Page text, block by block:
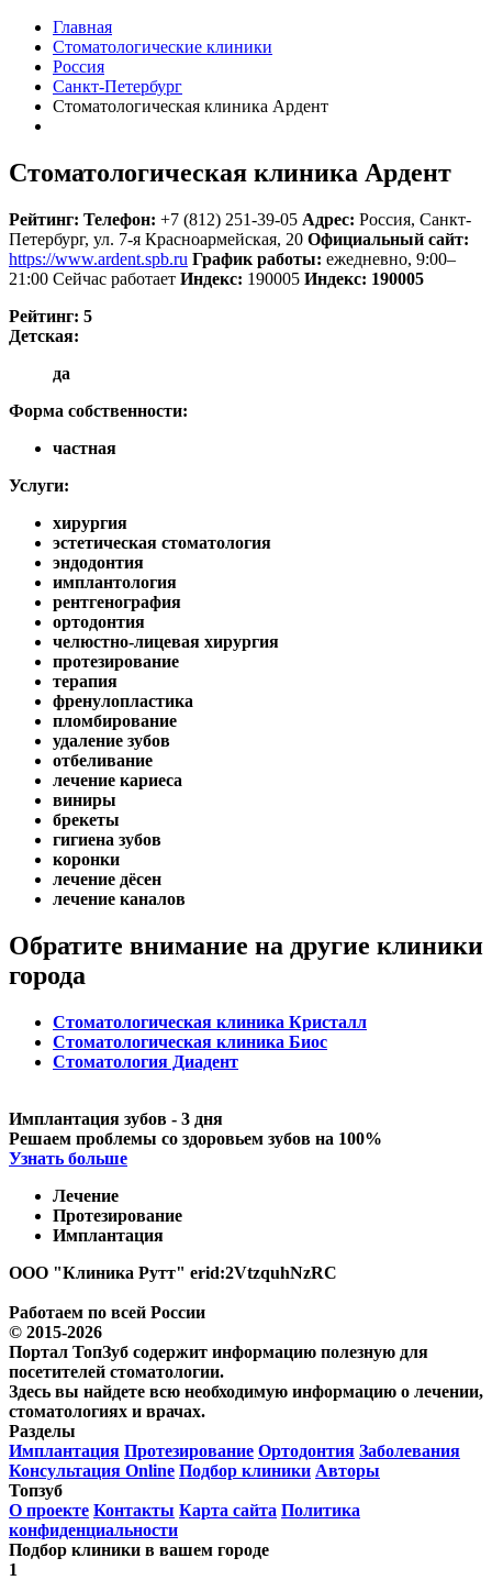
Главная
Стоматологические клиники
Россия
Санкт-Петербург
Стоматологическая клиника Ардент
Стоматологическая клиника Ардент
Рейтинг: Телефон: +7 (812) 251-39-05 Адрес: Россия, Санкт-
Петербург, ул. 7-я Красноармейская, 20 Официальный сайт:
https://www.ardent.spb.ru График работы: ежедневно, 9:00–
21:00 Сейчас работает Индекс: 190005 Индекс: 190005
Рейтинг: 5
Детская:
да
Форма собственности:
частная
Услуги:
хирургия
эстетическая стоматология
эндодонтия
имплантология
рентгенография
ортодонтия
челюстно-лицевая хирургия
протезирование
терапия
френулопластика
пломбирование
удаление зубов
отбеливание
лечение кариеса
виниры
брекеты
гигиена зубов
коронки
лечение дёсен
лечение каналов
Обратите внимание на другие клиники
города
Стоматологическая клиника Кристалл
Стоматологическая клиника Биос
Стоматология Диадент
Имплантация зубов - 3 дня
Решаем проблемы со здоровьем зубов на 100%
Узнать больше
Лечение
Протезирование
Имплантация
ООО "Клиника Рутт" erid:2VtzquhNzRC
Работаем по всей России
© 2015-2026
Портал ТопЗуб содержит информацию полезную для
посетителей стоматологии.
Здесь вы найдете всю необходимую информацию о лечении,
стоматологиях и врачах.
Разделы
Имплантация Протезирование Ортодонтия Заболевания
Консультация Online Подбор клиники Авторы
Топзуб
О проекте Контакты Карта сайта Политика
конфиденциальности
Подбор клиники в вашем городе
1